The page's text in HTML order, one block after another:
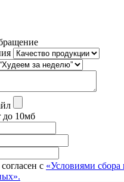
до 10мб
с «Условиями сбора